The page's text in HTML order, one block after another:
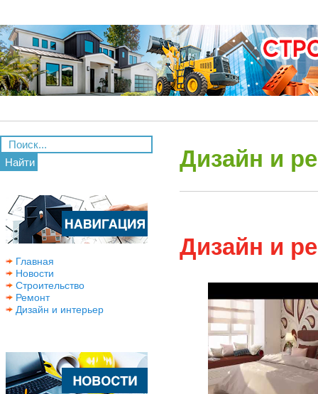
Найти
Главная
Новости
Строительство
Ремонт
Дизайн и интерьер
Дизайн и
Дизайн и